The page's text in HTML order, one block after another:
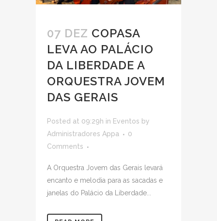
07 DEZ COPASA
LEVA AO PALÁCIO
DA LIBERDADE A
ORQUESTRA JOVEM
DAS GERAIS
Posted at 09:29h in Eventos by
Administradores Appa
0
Comments
A Orquestra Jovem das Gerais levará
encanto e melodia para as sacadas e
janelas do Palácio da Liberdade...